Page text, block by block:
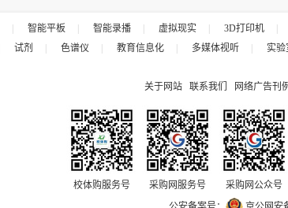
智能平板 智能录播 虚拟现实 3D打印机
试剂 色谱仪 教育信息化 多媒体视听 实验
关于网站 联系我们 网络广告刊例
校体购服务号 采购网服务号 采购网公众号